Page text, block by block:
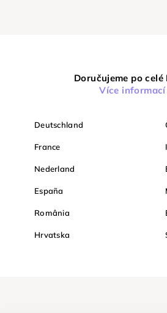
Doručujeme po celé
Více informací
Deutschland
France
Nederland
España
România
Hrvatska